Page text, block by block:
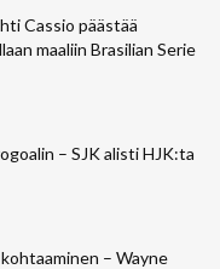
Cassio päästää
maaliin Brasilian Serie
– SJK alisti HJK:ta
– Wayne